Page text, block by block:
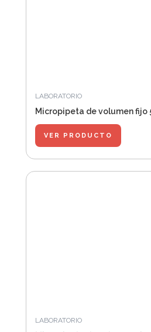
LABORATORIO
Micropipeta de volumen
VER PRODUCTO
LABORATORIO